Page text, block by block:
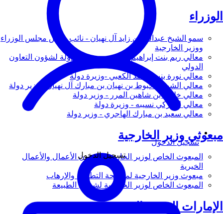
الوزراء
سمو الشيخ عبدالله بن زايد آل نهيان - نائب رئيس مجلس الوزراء
ووزير الخارجية
معالي ريم بنت إبراهيم الهاشمي - وزيرة دولة لشؤون التعاون
الدولي
معالي نورة بنت محمد الكعبي -وزيرة دولة
معالي الشيخ شخبوط بن نهيان بن مبارك آل نهيان - وزير دولة
معالي خليفة بن شاهين المرر - وزير دولة
معالي لانا زكي نسيبه - وزيرة دولة
معالي سعيد بن مبارك الهاجري - وزير دولة
مبعوثي وزير الخارجية
المبعوث الخاص لوزير الخارجية لشؤون الأعمال والأعمال
الخيرية
مبعوث وزير الخارجية لمكافحة التطرف والإرهاب
المبعوث الخاص لوزير الخارجية لشؤون الطبيعة
الإمارات العربية المتحدة
تسجيل الدخول
تسجيل الدخول